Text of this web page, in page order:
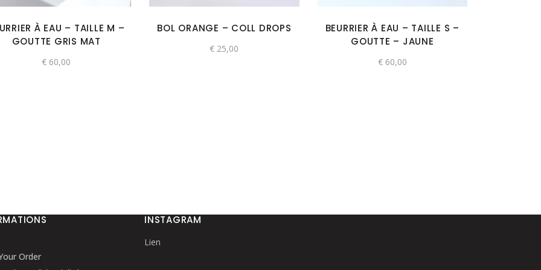
À EAU – TAILLE M –
GOUTTE GRIS MAT
€ 60,00
BOL ORANGE – COLL DROPS
€ 25,00
BEURRIER À EAU – TAILLE S –
GOUTTE – JAUNE
€60,00
Order
INSTAGRAM
Lien